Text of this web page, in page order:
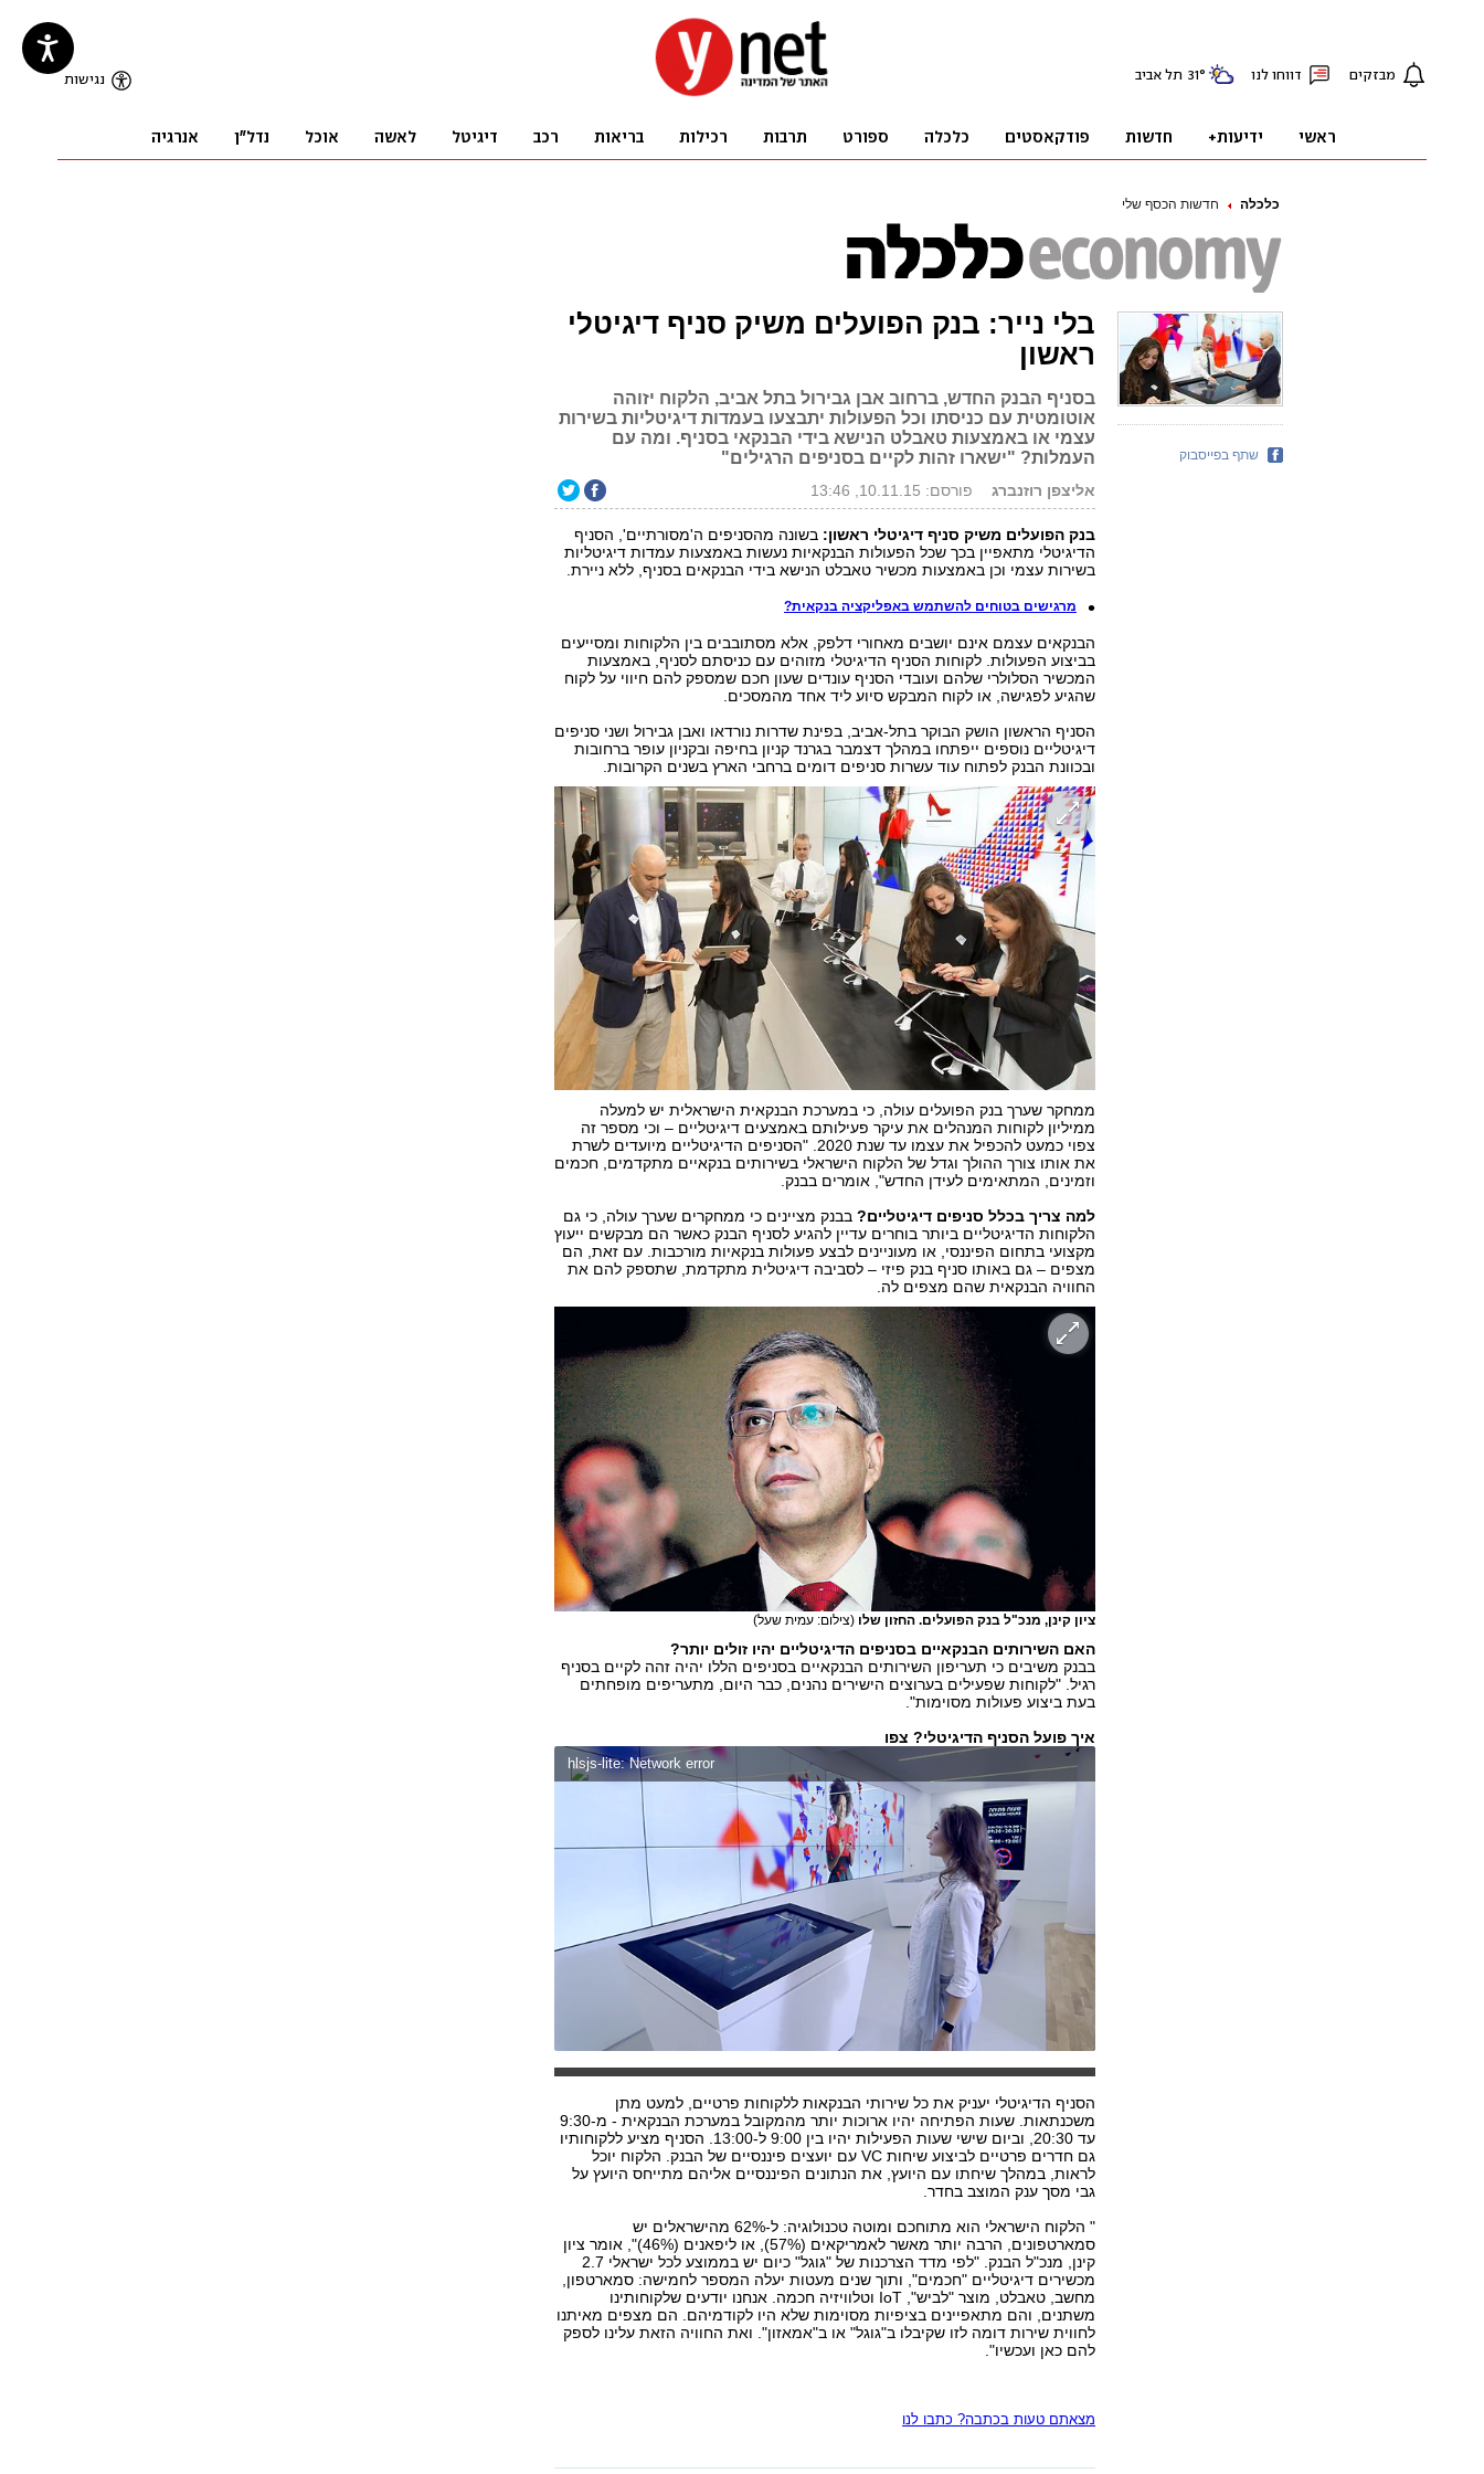
כלכלה חדשות הכסף שלי
בלי נייר: בנק הפועלים משיק סניף דיגיטלי
ראשון
בסניף הבנק החדש, ברחוב אבן גבירול בתל אביב, הלקוח יזוהה
אוטומטית עם כניסתו וכל הפעולות יתבצעו בעמדות דיגיטליות בשירות
עצמי או באמצעות טאבלט הנישא בידי הבנקאי בסניף. ומה עם
העמלות? "ישארו זהות לקיים בסניפים הרגילים"
אליצפן רוזנברג פורסם: 10.11.15, 13:46
בנק הפועלים משיק סניף דיגיטלי ראשון: בשונה מהסניפים ה'מסורתיים', הסניף
הדיגיטלי מתאפיין בכך שכל הפעולות הבנקאיות נעשות באמצעות עמדות דיגיטליות
בשירות עצמי וכן באמצעות מכשיר טאבלט הנישא בידי הבנקאים בסניף, ללא ניירת.
מרגישים בטוחים להשתמש באפליקציה בנקאית?
הבנקאים עצמם אינם יושבים מאחורי דלפק, אלא מסתובבים בין הלקוחות ומסייעים
בביצוע הפעולות. לקוחות הסניף הדיגיטלי מזוהים עם כניסתם לסניף, באמצעות
המכשיר הסלולרי שלהם ועובדי הסניף עונדים שעון חכם שמספק להם חיווי על לקוח
שהגיע לפגישה, או לקוח המבקש סיוע ליד אחד מהמסכים.
הסניף הראשון הושק הבוקר בתל-אביב, בפינת שדרות נורדאו ואבן גבירול ושני סניפים
דיגיטליים נוספים ייפתחו במהלך דצמבר בגרנד קניון בחיפה ובקניון עופר ברחובות
ובכוונת הבנק לפתוח עוד עשרות סניפים דומים ברחבי הארץ בשנים הקרובות.
ממחקר שערך בנק הפועלים עולה, כי במערכת הבנקאית הישראלית יש למעלה
ממיליון לקוחות המנהלים את עיקר פעילותם באמצעים דיגיטליים – וכי מספר זה
צפוי כמעט להכפיל את עצמו עד שנת 2020. "הסניפים הדיגיטליים מיועדים לשרת
את אותו צורך ההולך וגדל של הלקוח הישראלי בשירותים בנקאיים מתקדמים, חכמים
וזמינים, המתאימים לעידן החדש", אומרים בבנק.
למה צריך בכלל סניפים דיגיטליים?בבנק מציינים כי ממחקרים שערך עולה, כי גם
הלקוחות הדיגיטליים ביותר בוחרים עדיין להגיע לסניף הבנק כאשר הם מבקשים ייעוץ
מקצועי בתחום הפיננסי, או מעוניינים לבצע פעולות בנקאיות מורכבות. עם זאת, הם
מצפים – גם באותו סניף בנק פיזי – לסביבה דיגיטלית מתקדמת, שתספק להם את
החוויה הבנקאית שהם מצפים לה.
ציון קינן, מנכ"ל בנק הפועלים. החזון שלו (צילום: עמית שעל)
האם השירותים הבנקאיים בסניפים הדיגיטליים יהיו זולים יותר?
בבנק משיבים כי תעריפון השירותים הבנקאיים בסניפים הללו יהיה זהה לקיים בסניף
רגיל. "לקוחות שפעילים בערוצים הישירים נהנים, כבר היום, מתעריפים מופחתים
בעת ביצוע פעולות מסוימות".
איך פועל הסניף הדיגיטלי? צפו
hlsjs-lite: Network error
הסניף הדיגיטלי יעניק את כל שירותי הבנקאות ללקוחות פרטיים, למעט מתן
משכנתאות. שעות הפתיחה יהיו ארוכות יותר מהמקובל במערכת הבנקאית - מ-9:30
עד 20:30, וביום שישי שעות הפעילות יהיו בין 9:00 ל-13:00. הסניף מציע ללקוחותיו
גם חדרים פרטיים לביצוע שיחות VC עם יועצים פיננסיים של הבנק. הלקוח יוכל
לראות, במהלך שיחתו עם היועץ, את הנתונים הפיננסיים אליהם מתייחס היועץ על
גבי מסך ענק המוצב בחדר.
" הלקוח הישראלי הוא מתוחכם ומוטה טכנולוגיה: ל-62% מהישראלים יש
סמארטפונים, הרבה יותר מאשר לאמריקאים (57%), או ליפאנים (46%)", אומר ציון
קינן, מנכ"ל הבנק. "לפי מדד הצרכנות של "גוגל" כיום יש בממוצע לכל ישראלי 2.7
מכשירים דיגיטליים "חכמים", ותוך שנים מעטות יעלה המספר לחמישה: סמארטפון,
מחשב, טאבלט, מוצר "לביש", IoT וטלוויזיה חכמה. אנחנו יודעים שלקוחותינו
משתנים, והם מתאפיינים בציפיות מסוימות שלא היו לקודמיהם. הם מצפים מאיתנו
לחווית שירות דומה לזו שקיבלו ב"גוגל" או ב"אמאזון". ואת החוויה הזאת עלינו לספק
להם כאן ועכשיו".
מצאתם טעות בכתבה? כתבו לנו
שתף בפייסבוק